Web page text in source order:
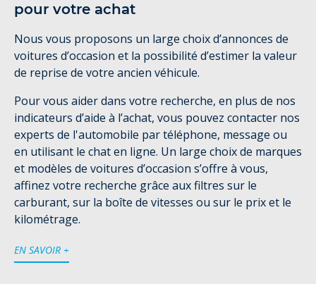
pour votre achat
Nous vous proposons un large choix d’annonces de
voitures d’occasion et la possibilité d’estimer la valeur
de reprise de votre ancien véhicule.
Pour vous aider dans votre recherche, en plus de nos
indicateurs d’aide à l’achat, vous pouvez contacter nos
experts de l'automobile par téléphone, message ou
en utilisant le chat en ligne. Un large choix de marques
et modèles de voitures d’occasion s’offre à vous,
affinez votre recherche grâce aux filtres sur le
carburant, sur la boîte de vitesses ou sur le prix et le
kilométrage.
EN SAVOIR +